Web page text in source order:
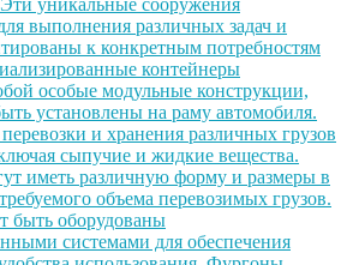
уникальные сооружения
выполнения различных задач и
к конкретным потребностям
контейнеры
особые модульные конструкции,
установлены на раму автомобиля.
и хранения различных грузов
сыпучие и жидкие вещества.
иметь различную форму и размеры в
объема перевозимых грузов.
быть оборудованы
системами для обеспечения